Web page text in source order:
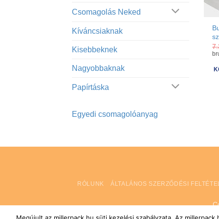
Csomagolás Neked
Kíváncsiaknak
Kisebbeknek
Nagyobbaknak
Papírtáska
Egyedi csomagolóanyag
RÓLUNK ÁLTALÁNOS SZERZŐDÉSI